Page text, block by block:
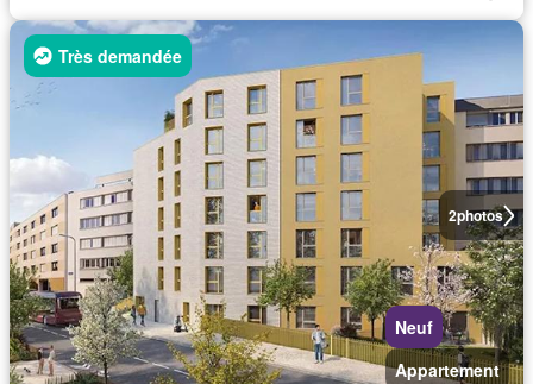
2photos
Très demandée
Neuf
Appartement